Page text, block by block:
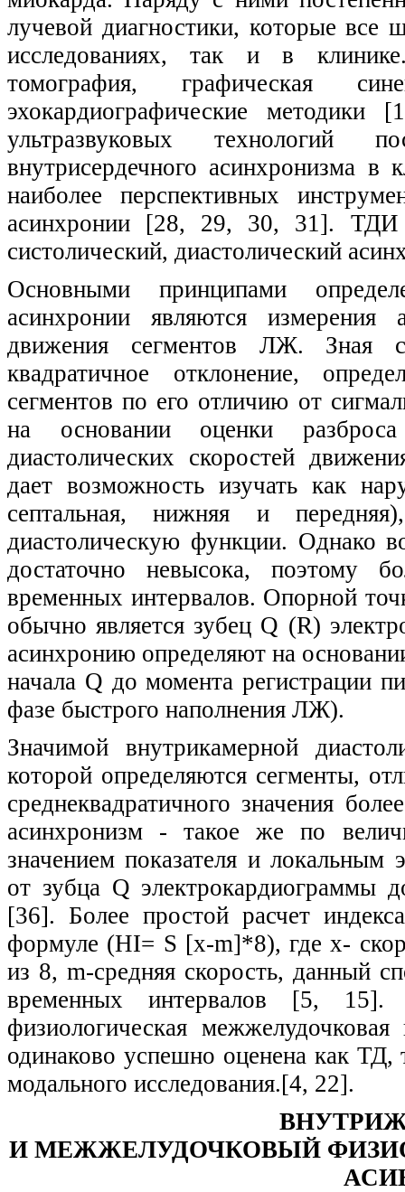
лучевой диагностики, которые все
исследованиях, так и в
томография, графическая
эхокардиографические
ультразвуковых технологий
внутрисердечного асинхронизма
наиболее перспективных
асинхронии [28, 29, 30, 31]. ТДИ
систолический, диастолический
Основными принципами
асинхронии являются измерения
движения сегментов ЛЖ. Зная
квадратичное отклонение,
сегментов по его отличию от
на основании оценки
диастолических скоростей
дает возможность изучать как
септальная, нижняя и
диастолическую функции. Однако
достаточно невысока, поэтому
временных интервалов. Опорной
обычно является зубец Q (R)
асинхронию определяют на
начала Q до момента регистрации
фазе быстрого наполнения ЛЖ).
Значимой внутрикамерной
которой определяются сегменты,
среднеквадратичного значения
асинхронизм - такое же по
значением показателя и локальным
от зубца Q электрокардиограммы
[36]. Более простой расчет
формуле (HI= S [x-m]*8), где х-
из 8, m-средняя скорость, данный
временных интервалов [5, 15].
физиологическая
одинаково успешно оценена как
модального исследования.[4, 22].
И МЕЖЖЕЛУДОЧКОВЫЙ